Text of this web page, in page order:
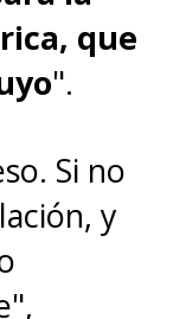
que
".
Si no
y